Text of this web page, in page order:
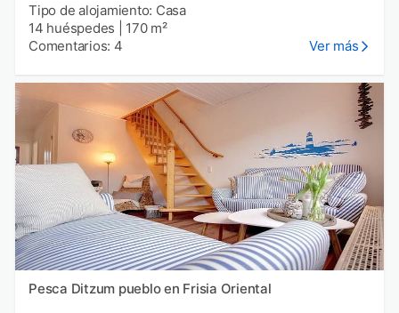
Tipo de alojamiento: Casa
14 huéspedes
170 m²
Comentarios: 4
Ver más
Pesca Ditzum pueblo en Frisia Oriental